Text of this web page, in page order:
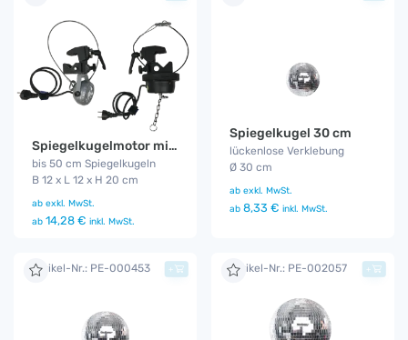
Spiegelkugelmotor mit Lampe klein
bis 50 cm Spiegelkugeln
B 12 x L 12 x H 20 cm
ab exkl. MwSt.
ab 14,28 € inkl. MwSt.
Spiegelkugel 30 cm
lückenlose Verklebung
Ø 30 cm
ab exkl. MwSt.
ab 8,33 € inkl. MwSt.
Artikel-Nr.: PE-000453 + Artikel-Nr.: PE-002057 +